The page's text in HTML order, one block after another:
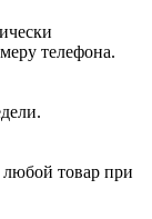
телефона.
товар при